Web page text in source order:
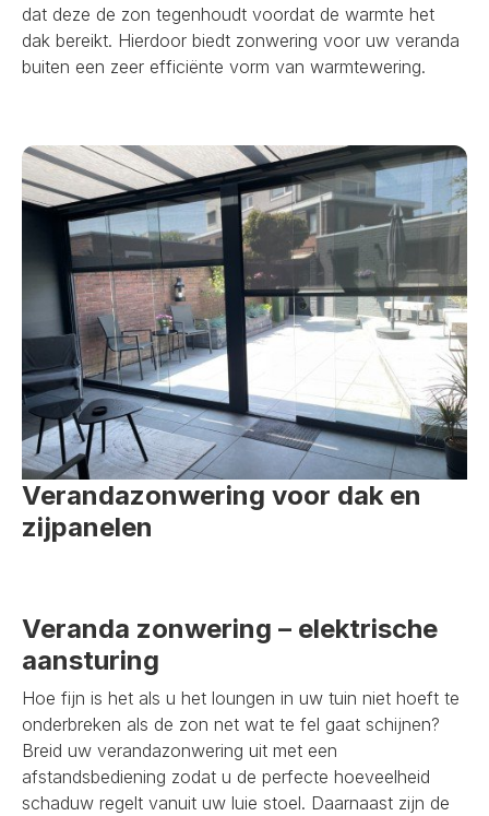
dat deze de zon tegenhoudt voordat de warmte het
dak bereikt. Hierdoor biedt zonwering voor uw veranda
buiten een zeer efficiënte vorm van warmtewering.
Verandazonwering voor dak en
zijpanelen
Veranda zonwering – elektrische
aansturing
Hoe fijn is het als u het loungen in uw tuin niet hoeft te
onderbreken als de zon net wat te fel gaat schijnen?
Breid uw verandazonwering uit met een
afstandsbediening zodat u de perfecte hoeveelheid
schaduw regelt vanuit uw luie stoel. Daarnaast zijn de